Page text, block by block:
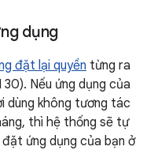
dụng
đặt lại quyền từng ra
Nếu ứng dụng của
dùng không tương tác
thì hệ thống sẽ tự
ứng dụng của bạn ở